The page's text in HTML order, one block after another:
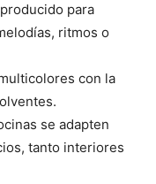
para
ritmos o
con la
se adapten
tanto interiores